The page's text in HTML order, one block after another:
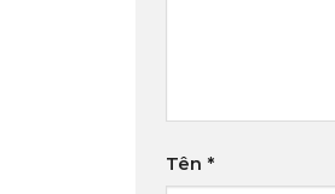
Tên *